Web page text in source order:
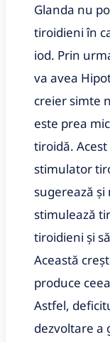
Glanda nu
tiroidieni în
iod. Prin
va avea
creier simte
este prea
tiroidă.
stimulator
sugerează
stimulează
tiroidieni și
Această
produce
Astfel,
dezvoltare a